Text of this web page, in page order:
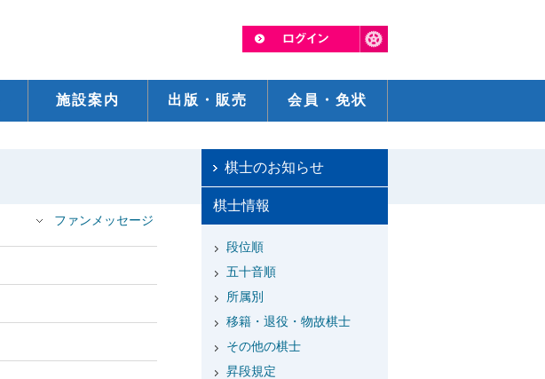
施設案内 出版・販売 会員・免状
ファンメッセージ
棋士のお知らせ
棋士情報
段位順
五十音順
所属別
移籍・退役・物故棋士
その他の棋士
昇段規定